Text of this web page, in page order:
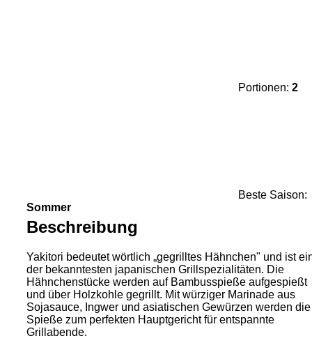
Portionen: 2
Beste Saison:
Sommer
Beschreibung
Yakitori bedeutet wörtlich „gegrilltes Hähnchen" und ist
der bekanntesten japanischen Grillspezialitäten. Die
Hähnchenstücke werden auf Bambusspieße aufgespießt
und über Holzkohle gegrillt. Mit würziger Marinade aus
Sojasauce, Ingwer und asiatischen Gewürzen werden die
Spieße zum perfekten Hauptgericht für entspannte
Grillabende.